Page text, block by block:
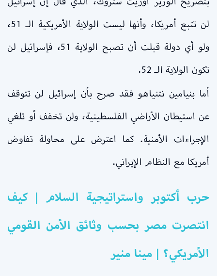
لن تتبع أمريكا، وأنها ليست الولاية الأمريكية الـ 51،
ولو أي دولة قبلت أن تصبح الولاية 51، فإسرائيل لن
تكون الولاية الـ 52.
أما بنيامين نتنياهو فقد صرح بأن إسرائيل لن تتوقف
عن استيطان الأراضي الفلسطينية، ولن تخفف أو تلغي
الإجراءات الأمنية. كما اعترض على محاولة تفاوض
أمريكا مع النظام الإيراني.
حرب أكتوبر واستراتيجية السلام | كيف
انتصرت مصر بحسب وثائق الأمن القومي
الأمريكي؟ | مينا منير